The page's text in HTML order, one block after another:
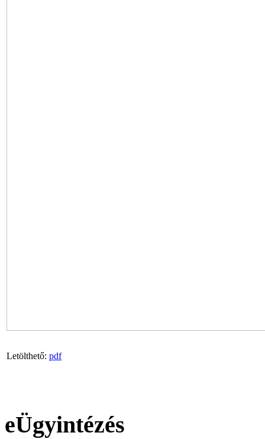
Letölthető: pdf
eÜgyintézés